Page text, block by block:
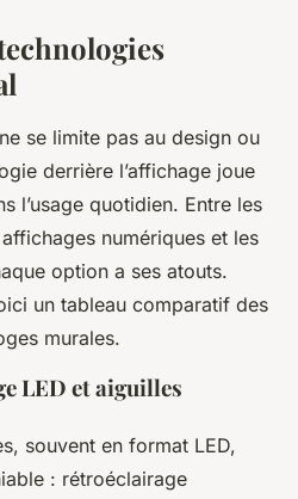
se limite pas au design ou
derrière l’affichage joue
l’usage quotidien. Entre les
numériques et les
option a ses atouts.
un tableau comparatif des
murales.
LED et aiguilles
souvent en format LED,
: rétroéclairage